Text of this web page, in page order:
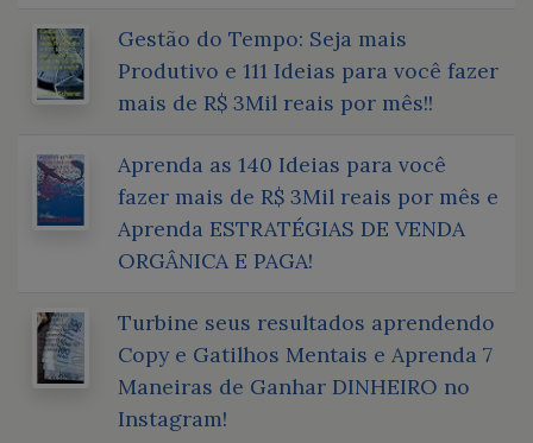
Gestão do Tempo: Seja mais
Produtivo e 111 Ideias para você fazer
mais de R$ 3Mil reais por mês!!
Aprenda as 140 Ideias para você
fazer mais de R$ 3Mil reais por mês e
Aprenda ESTRATÉGIAS DE VENDA
ORGÂNICA E PAGA!
Turbine seus resultados aprendendo
Copy e Gatilhos Mentais e Aprenda 7
Maneiras de Ganhar DINHEIRO no
Instagram!